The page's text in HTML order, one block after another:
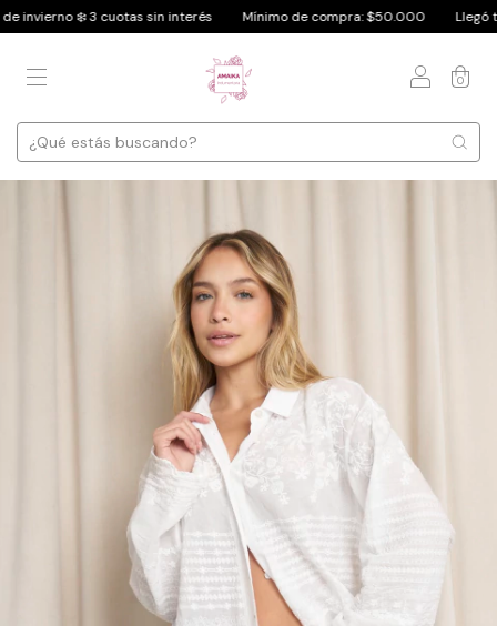
3 cuotas sin interés Mínimo de compra: $50.000 Llegó tu look fav.
0